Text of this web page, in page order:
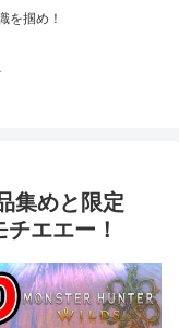
を掴め！
集めと限定
エエー！